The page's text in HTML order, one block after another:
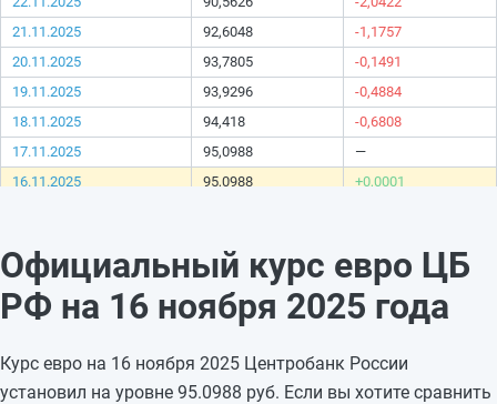
21.11.2025
92,6048
-1,1757
20.11.2025
93,7805
-0,1491
19.11.2025
93,9296
-0,4884
18.11.2025
94,418
-0,6808
17.11.2025
95,0988
—
16.11.2025
95,0988
+0,0001
13.11.2025
94,1894
-0,0061
12.11.2025
94,1955
+0,2667
93,9288
10.11.2025
93,8366
—
09.11.2025
93,8366
—
Официальный курс евро ЦБ
РФ на 16 ноября 2025 года
Курс евро на 16 ноября 2025 Центробанк России
установил на уровне 95.0988 руб. Если вы хотите сравнить